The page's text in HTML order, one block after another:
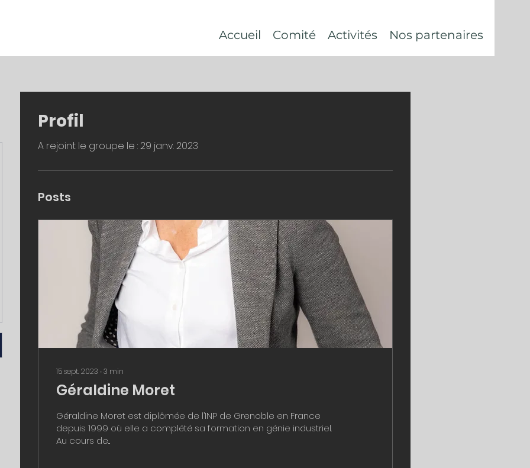
Accueil Comité Activités Nos partenaires
Profil
A rejoint le groupe le : 29 janv. 2023
Posts
15 sept. 2023 ∙3 min
Géraldine Moret
Géraldine Moret est diplômée de l’INP de Grenoble en France
depuis 1999 où elle a complété sa formation en génie industriel.
Au cours de...